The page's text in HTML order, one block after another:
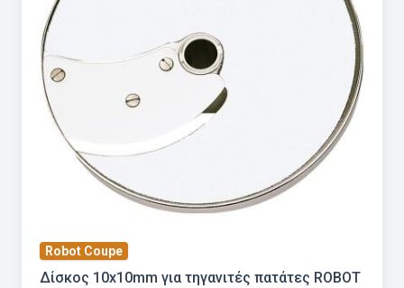
Robot Coupe
Δίσκος 10x10mm για τηγανιτές πατάτες ROBOT